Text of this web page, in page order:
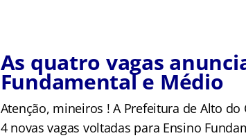
As quatro vagas
Fundamental e Médio
Atenção, mineiros ! A Prefeitura de Alto
4 novas vagas voltadas para Ensino